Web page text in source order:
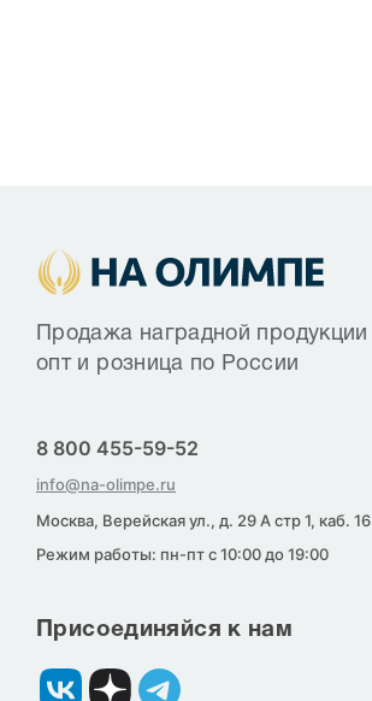
Продажа наградной продукции
опт и розница по России
8 800 455-59-52
info@na-olimpe.ru
Москва, Верейская ул., д. 29 А стр 1, каб. 16
Режим работы: пн-пт с 10:00 до 19:00
Присоединяйся к нам